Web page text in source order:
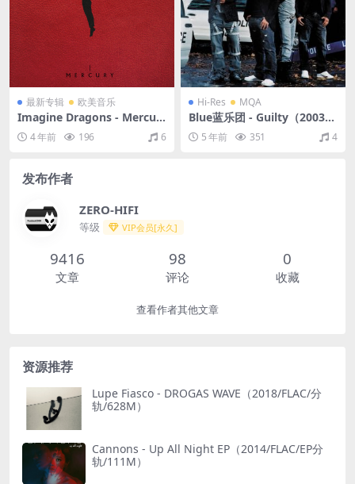
最新专辑 欧美音乐
Imagine Dragons - Mercur
y - Acts 1 & 2（2022/FLAC/
分轨/513M）
4 年前 196 6
Hi-Res MQA
Blue蓝乐团 - Guilty（2003/F
LAC/分轨/425M）(MQA/24b
it/44.1kHz)
5 年前 351 4
发布作者
ZERO-HIFI
等级 VIP会员[永久]
9416
文章
98
评论
0
收藏
查看作者其他文章
资源推荐
Lupe Fiasco - DROGAS WAVE（2018/FLAC/分
轨/628M）
Cannons - Up All Night EP（2014/FLAC/EP分
轨/111M）